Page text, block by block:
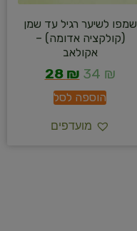
שמפו לשיער רגיל עד שמן
(קולקציה אדומה) –
אקולאב
34 ₪
28 ₪
הוספה לסל
מועדפים